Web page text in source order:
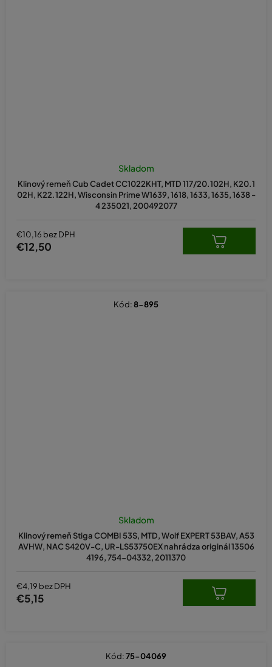
Klinový remeň Cub Cadet CC1022KHT, MTD 117/20.102H, K20.1
02H, K22.122H, Wisconsin Prime W1639, 1618, 1633, 1635, 1638 -
4 235021, 200492077
Skladom
€10,16 bez DPH
€12,50
Klinový remeň Stiga COMBI 53S, MTD, Wolf EXPERT 53BAV, A53
AVHW, NAC S420V-C, UR-LS53750EX nahrádza originál 13506
4196, 754-04332, 2011370
Skladom
€4,19 bez DPH
€5,15
Kód:8-895
Kód:75-04069